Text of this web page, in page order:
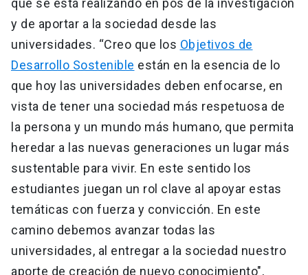
que se está realizando en pos de la investigación
y de aportar a la sociedad desde las
universidades. “Creo que los Objetivos de
Desarrollo Sostenible están en la esencia de lo
que hoy las universidades deben enfocarse, en
vista de tener una sociedad más respetuosa de
la persona y un mundo más humano, que permita
heredar a las nuevas generaciones un lugar más
sustentable para vivir. En este sentido los
estudiantes juegan un rol clave al apoyar estas
temáticas con fuerza y convicción. En este
camino debemos avanzar todas las
universidades, al entregar a la sociedad nuestro
aporte de creación de nuevo conocimiento",